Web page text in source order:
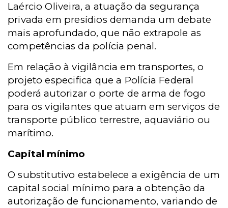
Laércio Oliveira, a atuação da segurança
privada em presídios demanda um debate
mais aprofundado, que não extrapole as
competências da polícia penal.
Em relação à vigilância em transportes, o
projeto especifica que a Polícia Federal
poderá autorizar o porte de arma de fogo
para os vigilantes que atuam em serviços de
transporte público terrestre, aquaviário ou
marítimo.
Capital mínimo
O substitutivo estabelece a exigência de um
capital social mínimo para a obtenção da
autorização de funcionamento, variando de